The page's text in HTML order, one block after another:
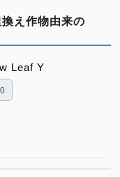
え作物由来の
Leaf Y